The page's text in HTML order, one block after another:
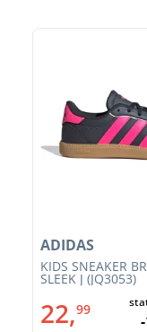
KIDS SNEAKER
SLEEK J (JQ3053)
ADIDAS
22,99